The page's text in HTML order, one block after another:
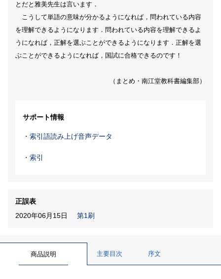
とだと雅美先生は言います．
こうして単語の意味が分かるようになれば，問われている内容
を理解できるようになります．問われている内容を理解できるよ
うになれば，正解を選ぶことができるようになります．正解を選
ぶことができるようになれば，国試に合格できるのです！
（まとめ・南江堂教科書編集部）
サポート情報
・索引語読み上げ音声データ
・索引
正誤表
2020年06月15日
第1刷
商品説明 主要目次 序文